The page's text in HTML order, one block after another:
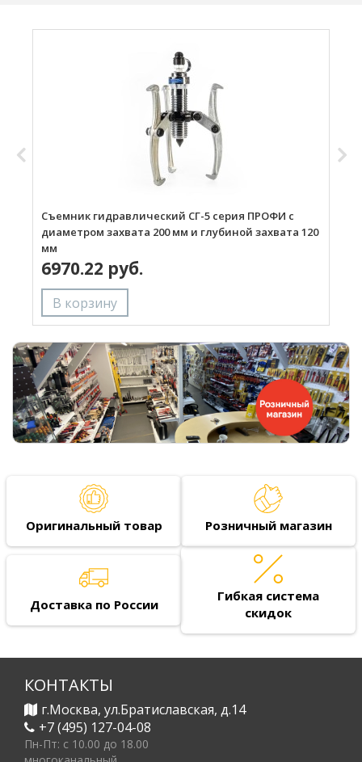
Съемник гидравлический СГ-5 серия ПРОФИ с
диаметром захвата 200 мм и глубиной захвата 120
мм
6970.22 руб.
Оригинальный товар Розничный магазин
Доставка по России
Гибкая система
скидок
КОНТАКТЫ
г.Москва, ул.Братиславская, д.14
+7 (495) 127-04-08
Пн-Пт: c 10.00 до 18.00